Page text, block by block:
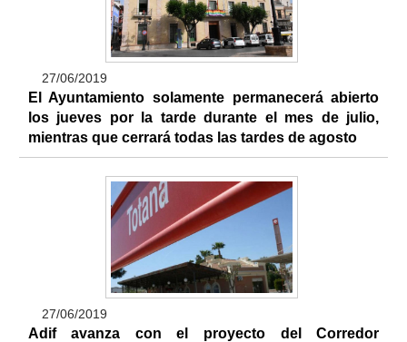
27/06/2019
El Ayuntamiento solamente permanecerá abierto
los jueves por la tarde durante el mes de julio,
mientras que cerrará todas las tardes de agosto
27/06/2019
Adif avanza con el proyecto del Corredor